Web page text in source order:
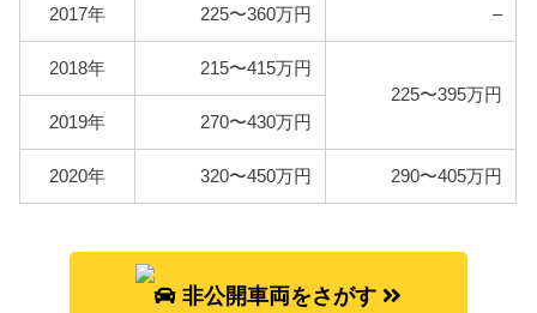
代を算出しています。
型式 燃料代
KG2P 79,700円
KG5P 149,400円
2017年 225〜360万円 –
2018年
215〜415万円
225〜395万円
2019年
270〜430万円
2020年 320〜450万円 290〜405万円
非公開車両をさがす